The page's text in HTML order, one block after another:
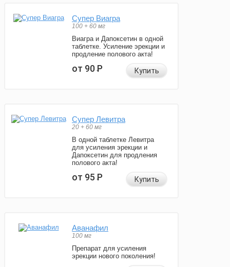
Супер Виагра
100 + 60 мг
Виагра и Дапоксетин в одной
таблетке. Усиление эрекции и
продление полового акта!
от 90Р Купить
Супер Левитра
20 + 60 мг
В одной таблетке Левитра
для усиления эрекции и
Дапоксетин для продления
полового акта!
от 95Р Купить
Аванафил
100 мг
Препарат для усиления
эрекции нового поколения!